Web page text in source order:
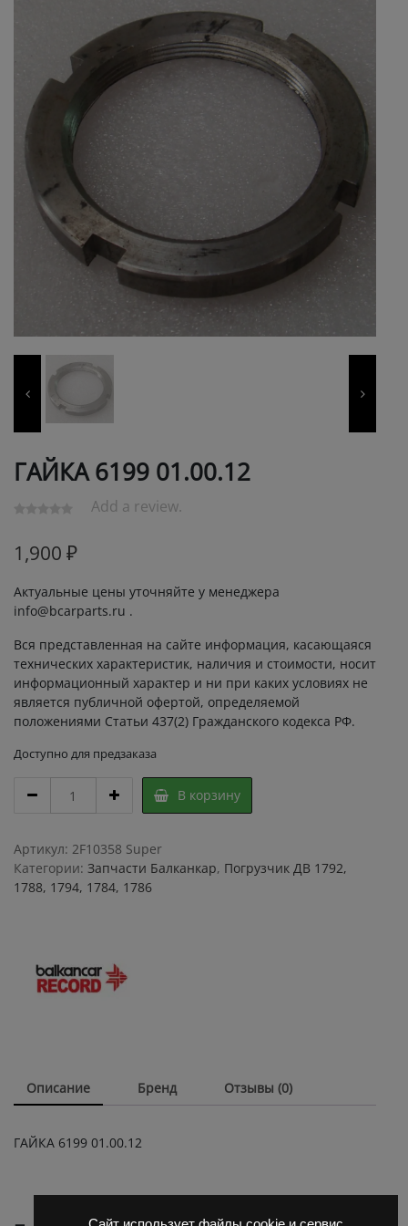
ГАЙКА 6199 01.00.12
Add a review.
1,900 ₽
Актуальные цены уточняйте у менеджера
info@bcarparts.ru .
Вся представленная на сайте информация, касающаяся
технических характеристик, наличия и стоимости, носит
информационный характер и ни при каких условиях не
является публичной офертой, определяемой
положениями Статьи 437(2) Гражданского кодекса РФ.
Доступно для предзаказа
6199
quantity
В корзину
Артикул: 2F10358 Super
Категории: Запчасти Балканкар, Погрузчик ДВ 1792,
1788, 1794, 1784, 1786
Описание Бренд Отзывы (0)
ГАЙКА 6199 01.00.12